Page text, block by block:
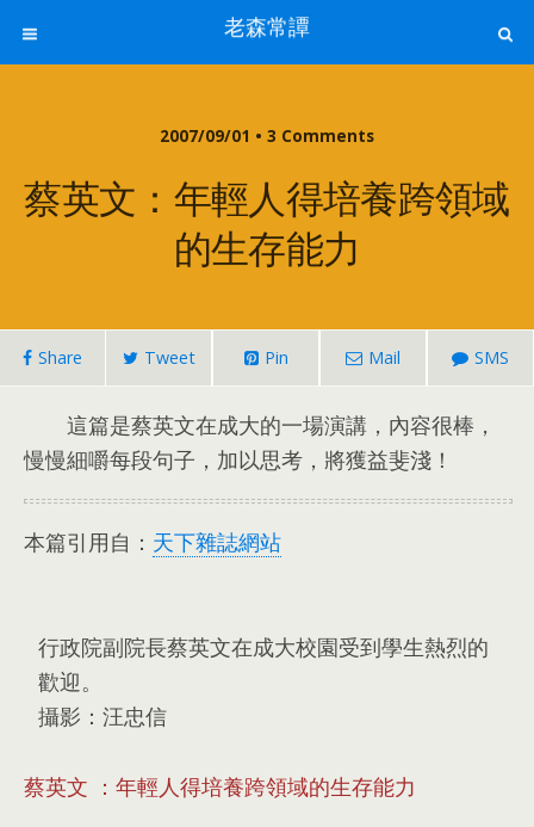
老森常譚
2007/09/01 • 3 Comments
蔡英文 ： 年輕人得培養跨領域
的生存能力
Share Tweet Pin Mail SMS
這篇是蔡英文在成大的一場演講 ， 內容很棒 ，
慢慢細嚼每段句子 ， 加以思考 ， 將獲益斐淺！
本篇引用自 ： 天下雜誌網站
行政院副院長蔡英文在成大校園受到學生熱烈的
歡迎。
攝影 ： 汪忠信
蔡英文 ： 年輕人得培養跨領域的生存能力